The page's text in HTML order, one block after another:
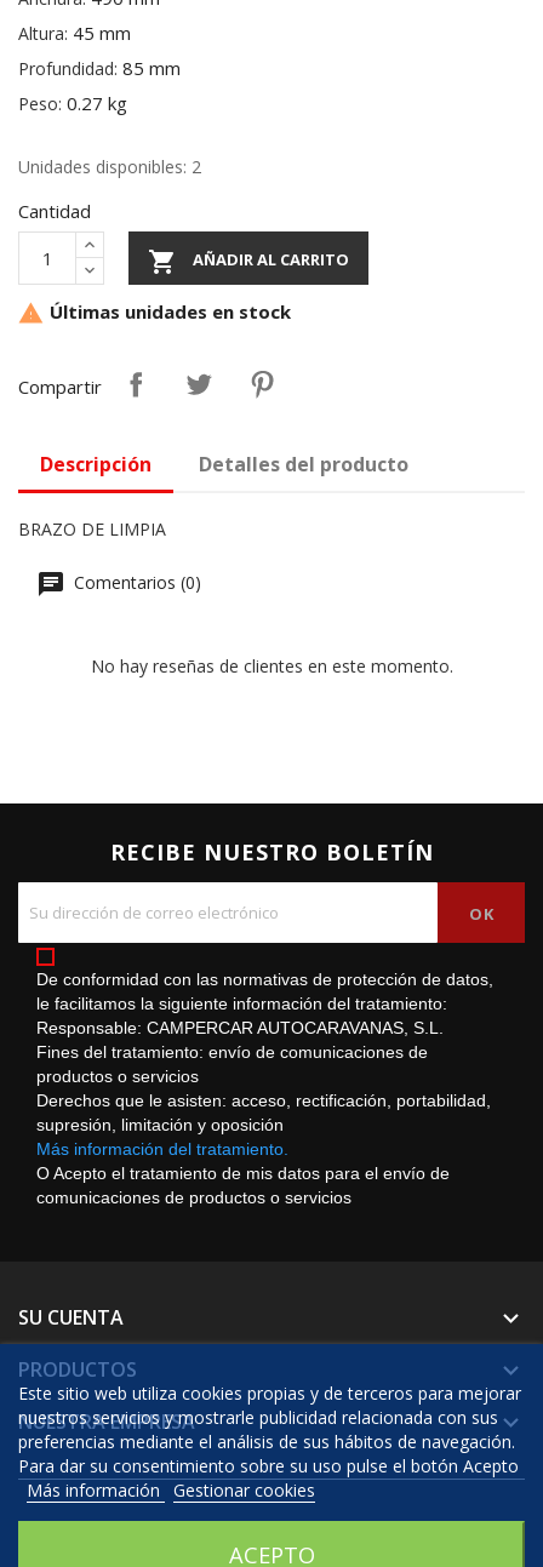
Altura: 45 mm
Profundidad: 85 mm
Peso: 0.27 kg
Unidades disponibles: 2
Cantidad
 AÑADIR AL CARRITO
 Últimas unidades en stock
Compartir
Descripción Detalles del producto
BRAZO DE LIMPIA
Comentarios (0)
No hay reseñas de clientes en este momento.
RECIBE NUESTRO BOLETÍN
De conformidad con las normativas de protección de datos,
le facilitamos la siguiente información del tratamiento:
Responsable: CAMPERCAR AUTOCARAVANAS, S.L.
Fines del tratamiento: envío de comunicaciones de
productos o servicios
Derechos que le asisten: acceso, rectificación, portabilidad,
supresión, limitación y oposición
Más información del tratamiento.
O Acepto el tratamiento de mis datos para el envío de
comunicaciones de productos o servicios
SU CUENTA 
PRODUCTOS 
NUESTRA EMPRESA 
Este sitio web utiliza cookies propias y de terceros para mejorar
nuestros servicios y mostrarle publicidad relacionada con sus
preferencias mediante el análisis de sus hábitos de navegación.
Para dar su consentimiento sobre su uso pulse el botón Acepto
Más información
Gestionar cookies
ACEPTO
© 2026 - Software Ecommerce desarrollado por Prestashop™